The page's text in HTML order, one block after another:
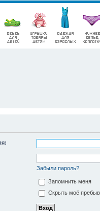
Забыли пароль?
Запомнить меня
Скрыть моё